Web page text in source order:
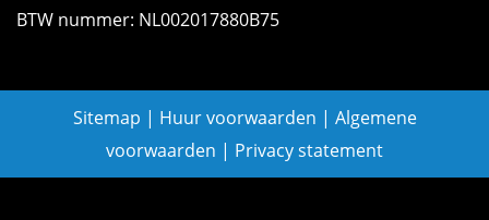
BTW nummer: NL002017880B75
Sitemap | Huur voorwaarden | Algemene
voorwaarden | Privacy statement